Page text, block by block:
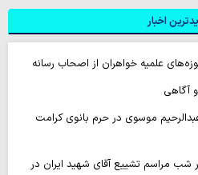
اخبار
علمیه خواهران از اصحاب رسانه
آگاهی
موسوی در حرم بانوی کرامت
هزار نفر در شب مراسم تشییع آقای شهید ایران در